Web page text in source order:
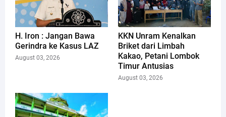
H. Iron : Jangan Bawa
Gerindra ke Kasus LAZ
August 03, 2026
KKN Unram Kenalkan
Briket dari Limbah
Kakao, Petani Lombok
Timur Antusias
August 03, 2026